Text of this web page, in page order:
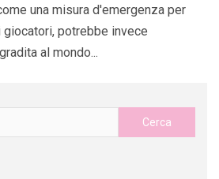
una misura d'emergenza per
potrebbe invece
al mondo...